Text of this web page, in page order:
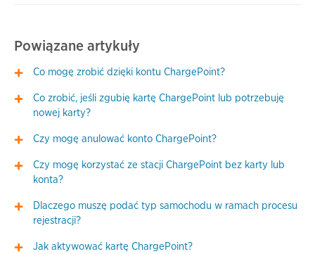
Powiązane artykuły
Co mogę zrobić dzięki kontu ChargePoint?
Co zrobić, jeśli zgubię kartę ChargePoint lub potrzebuję
nowej karty?
Czy mogę anulować konto ChargePoint?
Czy mogę korzystać ze stacji ChargePoint bez karty lub
konta?
Dlaczego muszę podać typ samochodu w ramach procesu
rejestracji?
Jak aktywować kartę ChargePoint?